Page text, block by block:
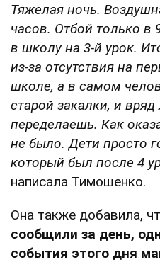
Тяжелая ночь.
часов. Отбой только в
в школу на 3-й урок.
из-за отсутствия на
школе, а в самом
старой закалки, и вряд
переделаешь. Как
не было. Дети просто
который был после 4
написала Тимошенко.
Она также добавила,
сообщили за день,
события этого дня